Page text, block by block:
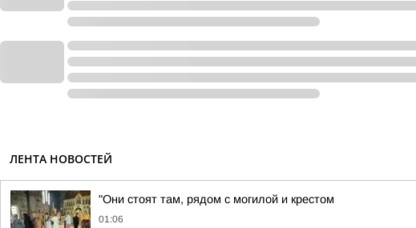
ЛЕНТА НОВОСТЕЙ
"Они стоят там, рядом с могилой и крестом
01:06